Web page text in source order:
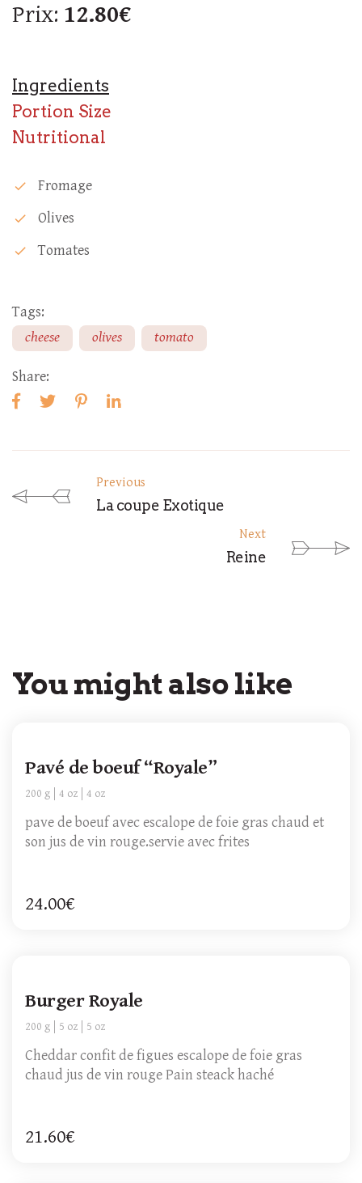
Prix: 12.80€
Ingredients
Portion Size
Nutritional
check Fromage
check Olives
check Tomates
Tags:
cheese
olives tomato
Share:
Previous
La coupe Exotique
Next
Reine
You might also like
Pavé de boeuf “Royale”
200 g 4 oz 4 oz
pave de boeuf avec escalope de foie gras chaud et
son jus de vin rouge.servie avec frites
24.00€
Burger Royale
200 g 5 oz 5 oz
Cheddar confit de figues escalope de foie gras
chaud jus de vin rouge Pain steack haché
21.60€